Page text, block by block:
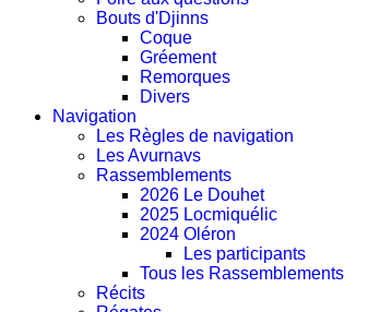
Bouts d'Djinns
Coque
Gréement
Remorques
Divers
Navigation
Les Règles de navigation
Les Avurnavs
Rassemblements
2026 Le Douhet
2025 Locmiquélic
2024 Oléron
Les participants
Tous les Rassemblements
Récits